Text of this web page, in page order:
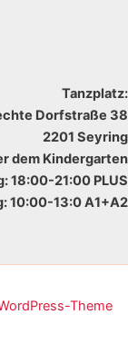
Tanzplatz:
Dorfstraße 38
2201 Seyring
dem Kindergarten
18:00-21:00 PLUS
10:00-13:0 A1+A2
Theme